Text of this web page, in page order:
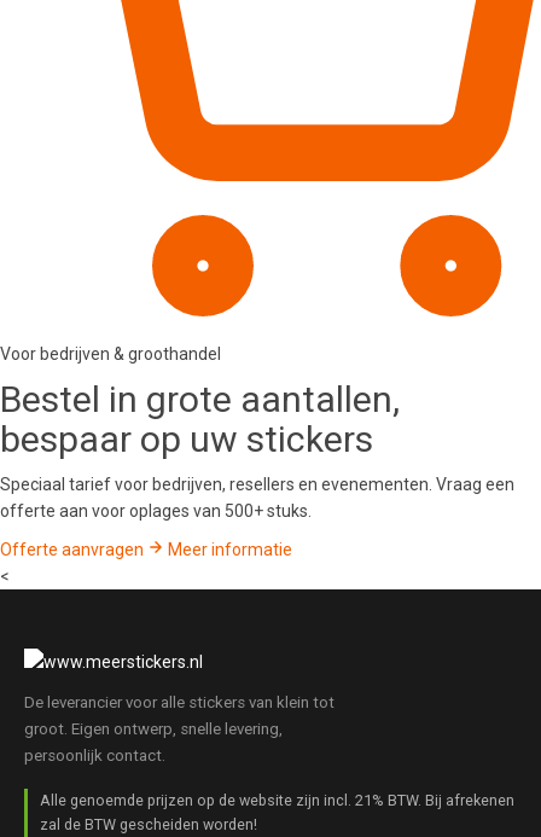
Voor bedrijven & groothandel
Bestel in grote aantallen,
bespaar op uw stickers
Speciaal tarief voor bedrijven, resellers en evenementen. Vraag een
offerte aan voor oplages van 500+ stuks.
Offerte aanvragen
Meer informatie
<
De leverancier voor alle stickers van klein tot
groot. Eigen ontwerp, snelle levering,
persoonlijk contact.
Alle genoemde prijzen op de website zijn incl. 21% BTW. Bij afrekenen
zal de BTW gescheiden worden!